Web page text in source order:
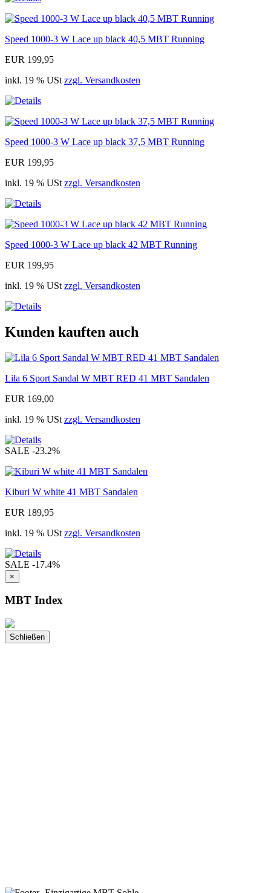
Speed 1000-3 W Lace up black 40,5 MBT Running
EUR 199,95
inkl. 19 % USt zzgl. Versandkosten
Speed 1000-3 W Lace up black 37,5 MBT Running
EUR 199,95
inkl. 19 % USt zzgl. Versandkosten
Speed 1000-3 W Lace up black 42 MBT Running
EUR 199,95
inkl. 19 % USt zzgl. Versandkosten
Kunden kauften auch
Lila 6 Sport Sandal W MBT RED 41 MBT Sandalen
EUR 169,00
inkl. 19 % USt zzgl. Versandkosten
SALE -23.2%
Kiburi W white 41 MBT Sandalen
EUR 189,95
inkl. 19 % USt zzgl. Versandkosten
SALE -17.4%
×
MBT Index
Schließen